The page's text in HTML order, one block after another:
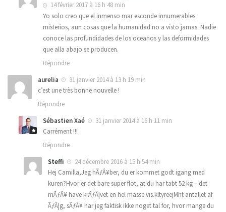
14 février 2017 à 16 h 48 min
Yo solo creo que el inmenso mar esconde innumerables
misterios, aun cosas que la humanidad no a visto jamas. Nadie
conoce las profundidades de los oceanos y las deformidades
que alla abajo se producen.
Répondre
aurelia
31 janvier 2014 à 13 h 19 min
c’est une très bonne nouvelle !
Répondre
Sébastien Xaé
31 janvier 2014 à 16 h 11 min
Carrément !!!
Répondre
Steffi
24 décembre 2016 à 15 h 54 min
Hej Camilla,Jeg hÃƒÂ¥ber, du er kommet godt igang med
kuren?Hvor er det bare super flot, at du har tabt 52 kg – det
mÃƒÂ¥ have krÃƒÂ¦vet en hel masse vis.kltyreejMht antallet af
ÃƒÂ¦g, sÃƒÂ¥ har jeg faktisk ikke noget tal for, hvor mange du